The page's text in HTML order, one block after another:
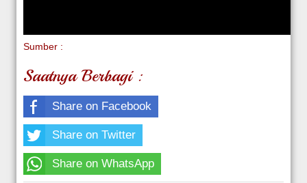
Sumber :
Saatnya Berbagi :
Share on Facebook
Share on Twitter
Share on WhatsApp